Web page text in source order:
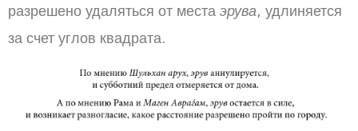
разрешено удаляться от места эрува, удлиняется
за счет углов квадрата.